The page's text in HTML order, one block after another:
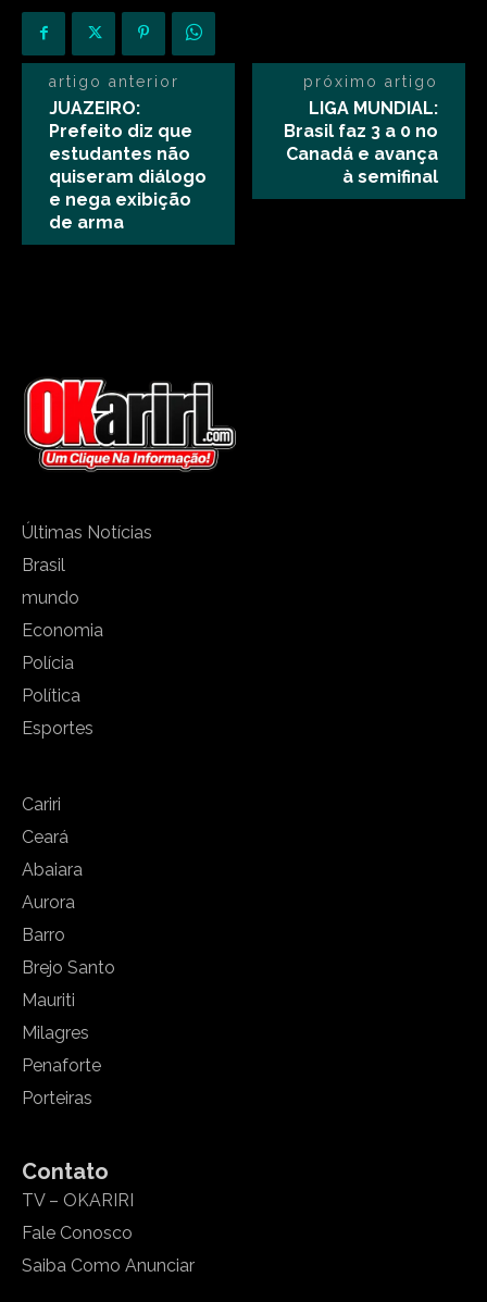
artigo anterior
JUAZEIRO:
Prefeito diz que
estudantes não
quiseram diálogo
e nega exibição
de arma
próximo artigo
LIGA MUNDIAL:
Brasil faz 3 a 0 no
Canadá e avança
à semifinal
Últimas Notícias
Brasil
mundo
Economia
Polícia
Política
Esportes
Cariri
Ceará
Abaiara
Aurora
Barro
Brejo Santo
Mauriti
Milagres
Penaforte
Porteiras
Contato
TV – OKARIRI
Fale Conosco
Saiba Como Anunciar